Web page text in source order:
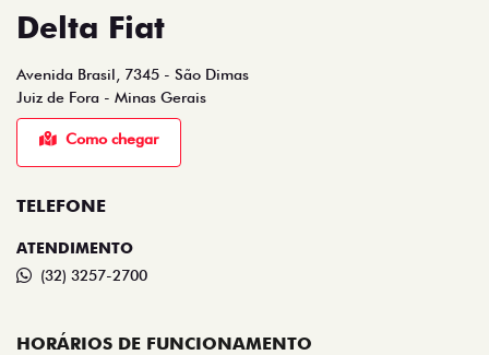
Delta Fiat
Avenida Brasil, 7345 - São Dimas
Juiz de Fora - Minas Gerais
Como chegar
TELEFONE
ATENDIMENTO
(32) 3257-2700
HORÁRIOS DE FUNCIONAMENTO